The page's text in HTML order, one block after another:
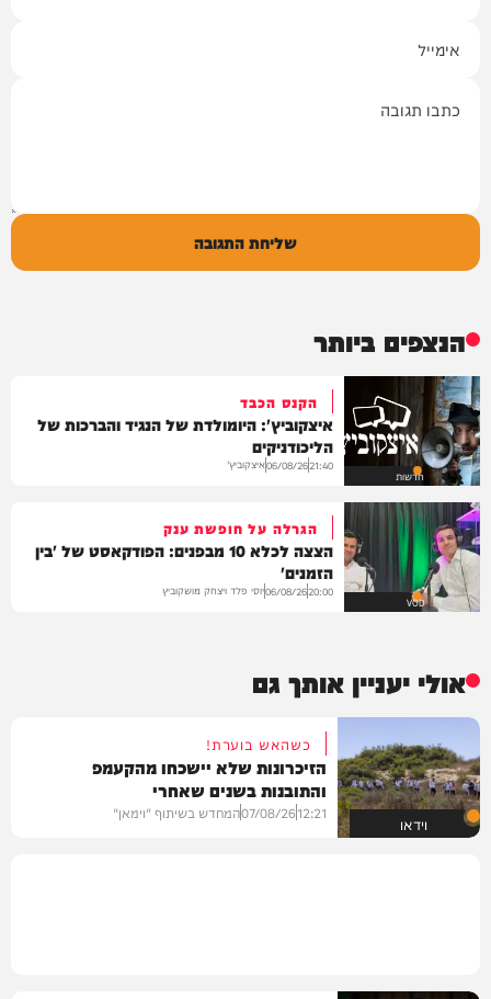
שליחת התגובה
הנצפים ביותר
חדשות
הקנס הכבד
איצקוביץ': היומולדת של הנגיד והברכות של
הליכודניקים
21:40
06/08/26איצקוביץ'
VOD
הגרלה על חופשת ענק
הצצה לכלא 10 מבפנים: הפודקאסט של 'בין
הזמנים'
20:00
06/08/26יוסי פלד ויצחק מושקוביץ
אולי יעניין אותך גם
וידאו
כשהאש בוערת!
הזיכרונות שלא יישכחו מהקעמפ
והתובנות בשנים שאחרי
12:21
07/08/26המחדש בשיתוף "וימאן"